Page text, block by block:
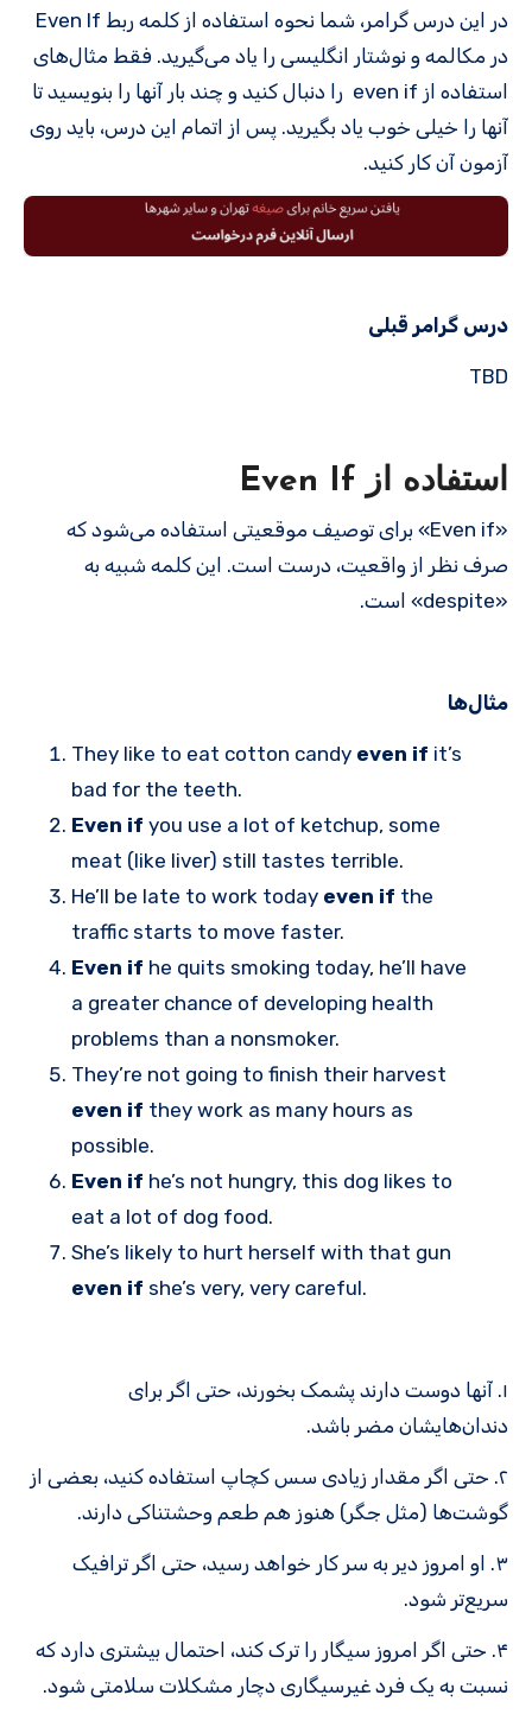
در این درس گرامر، شما نحوه استفاده از کلمه ربط Even If
در مکالمه و نوشتار انگلیسی را یاد می‌گیرید. فقط مثال‌های
استفاده از even if را دنبال کنید و چند بار آنها را بنویسید تا
آنها را خیلی خوب یاد بگیرید. پس از اتمام این درس، باید روی
آزمون آن کار کنید.
درس گرامر قبلی
TBD
استفاده از Even If
«Even if» برای توصیف موقعیتی استفاده می‌شود که
صرف نظر از واقعیت، درست است. این کلمه شبیه به
«despite» است.
مثال‌ها
They like to eat cotton candy even if it’s
bad for the teeth.
Even if you use a lot of ketchup, some
meat (like liver) still tastes terrible.
He’ll be late to work today even if the
traffic starts to move faster.
Even if he quits smoking today, he’ll have
a greater chance of developing health
problems than a nonsmoker.
They’re not going to finish their harvest
even if they work as many hours as
possible.
Even if he’s not hungry, this dog likes to
eat a lot of dog food.
She’s likely to hurt herself with that gun
even if she’s very, very careful.
۱. آنها دوست دارند پشمک بخورند، حتی اگر برای
دندان‌هایشان مضر باشد.
۲. حتی اگر مقدار زیادی سس کچاپ استفاده کنید، بعضی از
گوشت‌ها (مثل جگر) هنوز هم طعم وحشتناکی دارند.
۳. او امروز دیر به سر کار خواهد رسید، حتی اگر ترافیک
سریع‌تر شود.
۴. حتی اگر امروز سیگار را ترک کند، احتمال بیشتری دارد که
نسبت به یک فرد غیرسیگاری دچار مشکلات سلامتی شود.